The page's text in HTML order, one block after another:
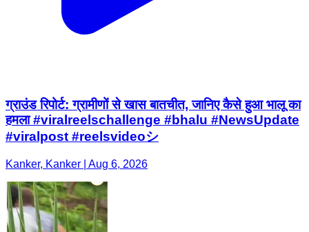
ग्राउंड रिपोर्ट: ग्रामीणों से खास बातचीत, जानिए कैसे हुआ भालू का
हमला #viralreelschallenge #bhalu #NewsUpdate
#viralpost #reelsvideoシ
Kanker, Kanker | Aug 6, 2026